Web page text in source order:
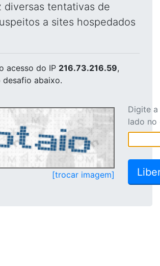
diversas tentativas de
a sites hospedados
acesso do IP 216.73.216.59,
desafio abaixo.
[trocar imagem]
Digite
lado no